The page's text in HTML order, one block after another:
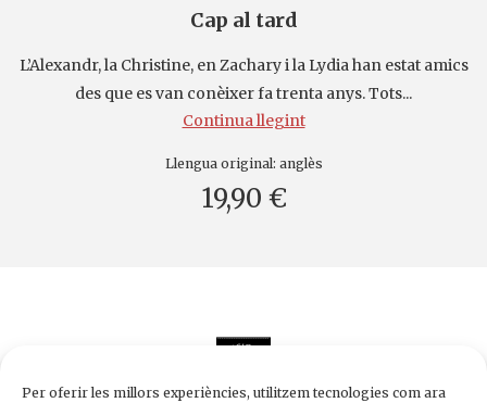
Per oferir les millors experiències, utilitzem tecnologies com ara
Cap al tard
L’Alexandr, la Christine, en Zachary i la Lydia han estat amics
des que es van conèixer fa trenta anys. Tots...
Continua llegint
Llengua original: anglès
19,90 €